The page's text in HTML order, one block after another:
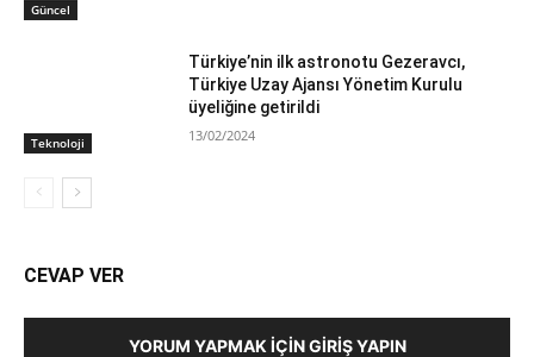
Güncel
Teknoloji
Türkiye’nin ilk astronotu Gezeravcı,
Türkiye Uzay Ajansı Yönetim Kurulu
üyeliğine getirildi
13/02/2024
CEVAP VER
YORUM YAPMAK İÇIN GIRIŞ YAPIN